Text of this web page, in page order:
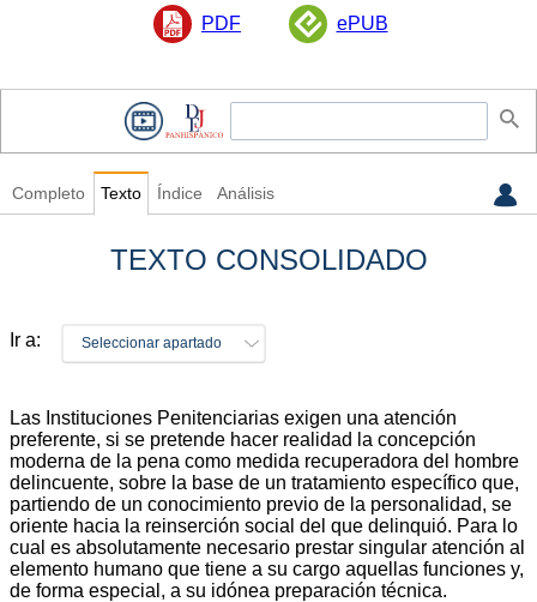
PDF ePUB
Completo Texto Índice Análisis
TEXTO CONSOLIDADO
Ir a: Seleccionar apartado
Las Instituciones Penitenciarias exigen una atención
preferente, si se pretende hacer realidad la concepción
moderna de la pena como medida recuperadora del hombre
delincuente, sobre la base de un tratamiento específico que,
partiendo de un conocimiento previo de la personalidad, se
oriente hacia la reinserción social del que delinquió. Para lo
cual es absolutamente necesario prestar singular atención al
elemento humano que tiene a su cargo aquellas funciones y,
de forma especial, a su idónea preparación técnica.